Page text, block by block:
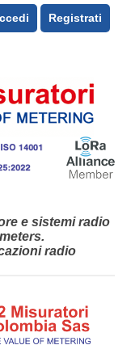
Registrati
e sistemi radio
radio